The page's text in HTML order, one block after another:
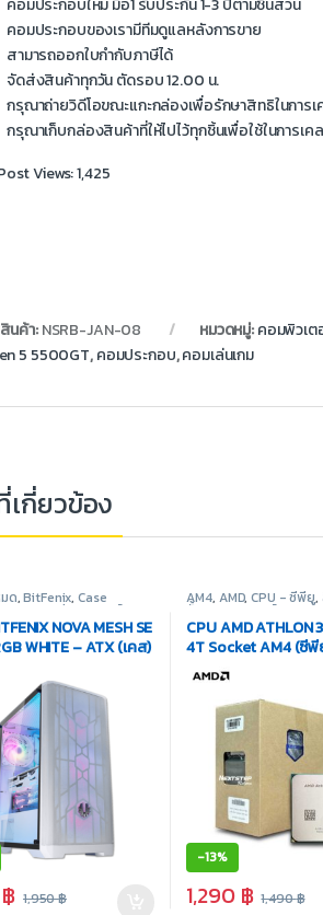
คอมประกอบใหม่ มือ1 รับประกัน 1-3 ปีตามชิ้นส่วน
คอมประกอบของเรามีทีมดูแลหลังการขาย
สามารถออกใบกำกับภาษีได้
จัดส่งสินค้าทุกวัน ตัดรอบ 12.00 น.
กรุณาถ่ายวิดีโอขณะแกะกล่องเพื่อรักษาสิทธิในการ
กรุณาเก็บกล่องสินค้าที่ให้ไปไว้ทุกชิ้นเพื่อใช้ในการเ
Views:1,425
นค้า:NSRB-JAN-08 หมวดหมู่:คอมพิวเ
5 5500GT,คอมประกอบ,คอมเล่นเกม
กี่ยวข้อง
ด,BitFenix,Case
- เคสเปล่า อุปกรณ์
อร์
NOVA MESH SE
WHITE – ATX (เคส)
฿ 1,950฿
AM4, AMD,CPU - ซีพียู,
ทั้งหมด อุปกรณ์คอมพิว
CPU AMD ATHLON
4T Socket AM4 (ซีพี
Box
-13%
1,290 ฿ 1,490฿